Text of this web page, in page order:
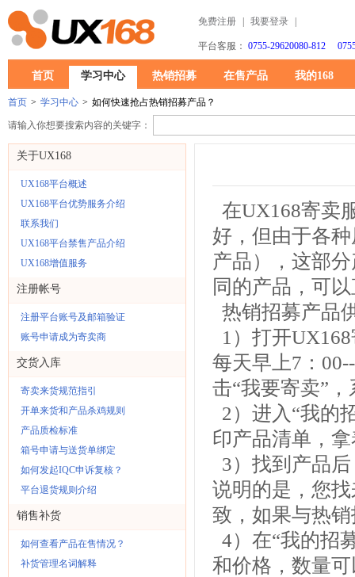
免费注册 我要登录
平台客服： 0755-29620080-812
首页 学习中心 热销招募 在售产品 我的168
首页 > 学习中心 > 如何快速抢占热销招募产品？
请输入你想要搜索内容的关键字：
关于UX168
UX168平台概述
UX168平台优势服务介绍
联系我们
UX168平台禁售产品介绍
UX168增值服务
注册帐号
注册平台账号及邮箱验证
账号申请成为寄卖商
交货入库
寄卖来货规范指引
开单来货和产品杀鸡规则
产品质检标准
箱号申请与送货单绑定
如何发起IQC申诉复核？
平台退货规则介绍
销售补货
如何查看产品在售情况？
补货管理名词解释
在UX168寄卖
好，但由于各
产品），这部
同的产品，可
热销招募产品
1）打开
每天早上7：
击“我要寄卖”
2）进入“我的
印产品清单，
3）找到产品
说明的是，您
致，如果与热
4）在“我的招
和价格，数量